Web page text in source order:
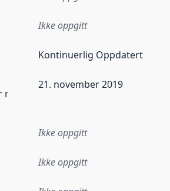
Ikke oppgitt
Kontinuerlig Oppdatert
når dataene i dette datasettet
21. november 2019
Ikke oppgitt
Ikke oppgitt